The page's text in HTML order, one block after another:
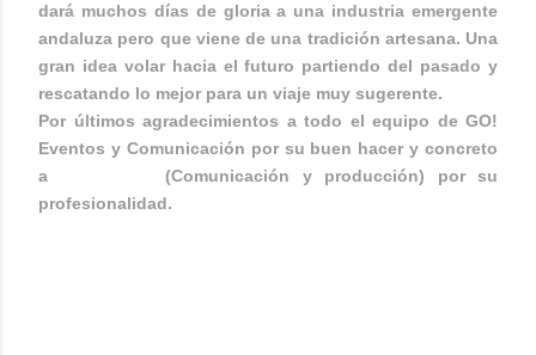
dará muchos días de gloria a una industria emergente
andaluza pero que viene de una tradición artesana. Una
gran idea volar hacia el futuro partiendo del pasado y
rescatando lo mejor para un viaje muy sugerente.
Por últimos agradecimientos a todo el equipo de GO!
Eventos y Comunicación por su buen hacer y concreto
a
(Comunicación y producción) por su
profesionalidad.